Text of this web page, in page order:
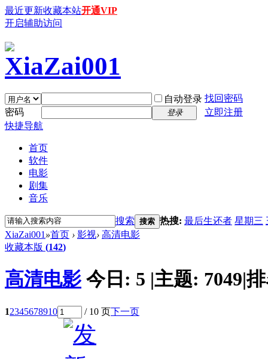
最近更新收藏本站开通VIP
开启辅助访问
自动登录 找回密码
密码
登录
立即注册
快捷导航
首页
软件
电影
剧集
音乐
搜索 搜索 热搜: 最后生还者 星期三
XiaZai001 »首页 › 影视› 高清电影
收藏本版 (142)
高清电影 今日: 5 |主题: 7049|
12345678910 / 10 页下一页